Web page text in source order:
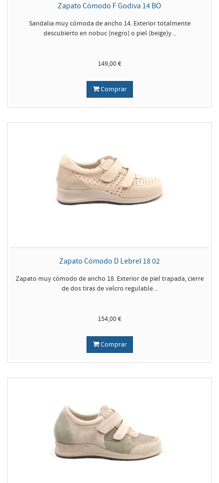
Zapato Cómodo F Godiva 14 BO
Sandalia muy cómoda de ancho 14. Exterior totalmente
descubierto en nobuc (negro) o piel (beige)y...
149,00 €
Comprar
Zapato Cómodo D Lebrel 18 02
Zapato muy cómodo de ancho 18. Exterior de piel trapada, cierre
de dos tiras de velcro regulable...
154,00 €
Comprar